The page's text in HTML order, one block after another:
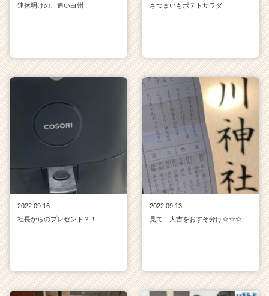
連休明けの、追い白州 さつまいもポテトサラダ
2022.09.16
社長からのプレゼント？！
2022.09.13
見て！大吉をおすそ分け☆☆☆